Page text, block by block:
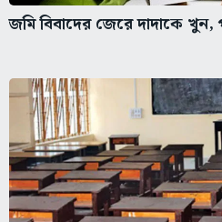
জমি বিবাদের জেরে দাদাকে